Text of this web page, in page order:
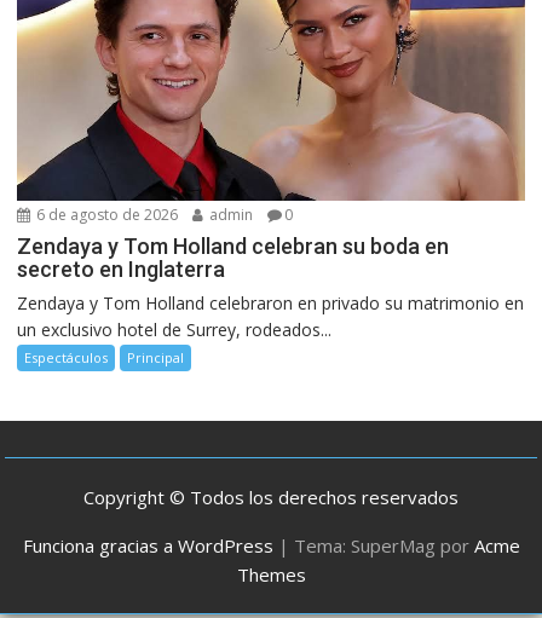
6 de agosto de 2026 admin 0
Zendaya y Tom Holland celebran su boda en
secreto en Inglaterra
Zendaya y Tom Holland celebraron en privado su matrimonio en
un exclusivo hotel de Surrey, rodeados...
Espectáculos Principal
Copyright © Todos los derechos reservados
Funciona gracias a WordPress | Tema: SuperMag por Acme
Themes